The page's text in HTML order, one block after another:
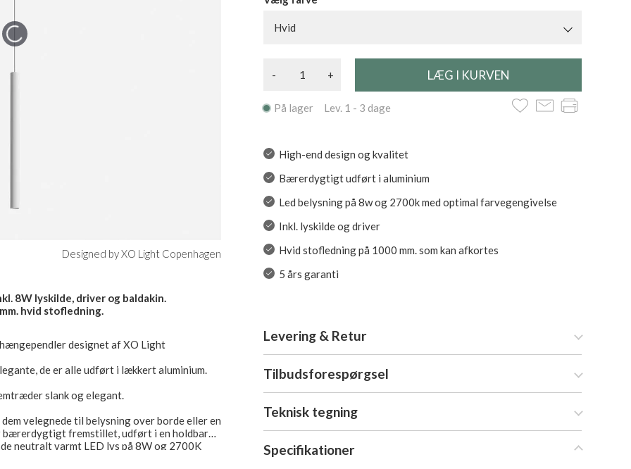
Designed by XO Light Copenhagen
8W lyskilde, driver og baldakin.
hvid stofledning.
designet af XO Light
de er alle udført i lækkert aluminium.
slank og elegant.
velegnede til belysning over borde eller en
bærerdygtigt fremstillet, udført i en holdbar
neutralt varmt LED lys på 8W og 2700K
Hvid
- +
På lager Lev. 1 - 3 dage
High-end design og kvalitet
Bærerdygtigt udført i aluminium
Led belysning på 8w og 2700k med optimal farvegengivelse
Inkl. lyskilde og driver
Hvid stofledning på 1000 mm. som kan afkortes
5 års garanti
Levering & Retur
Tilbudsforespørgsel
Teknisk tegning
Specifikationer